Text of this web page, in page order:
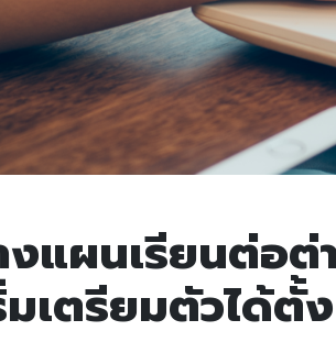
งแผนเรียนต่อต่
มเตรียมตัวได้ตั้